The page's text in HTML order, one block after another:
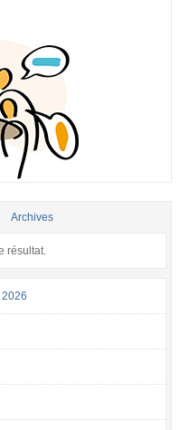
Archives
résultat.